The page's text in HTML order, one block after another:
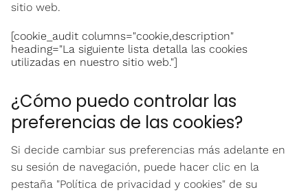
sitio web.
[cookie_audit columns="cookie,description"
heading="La siguiente lista detalla las cookies
utilizadas en nuestro sitio web."]
¿Cómo puedo controlar las
preferencias de las cookies?
Si decide cambiar sus preferencias más adelante en
su sesión de navegación, puede hacer clic en la
pestaña "Política de privacidad y cookies" de su